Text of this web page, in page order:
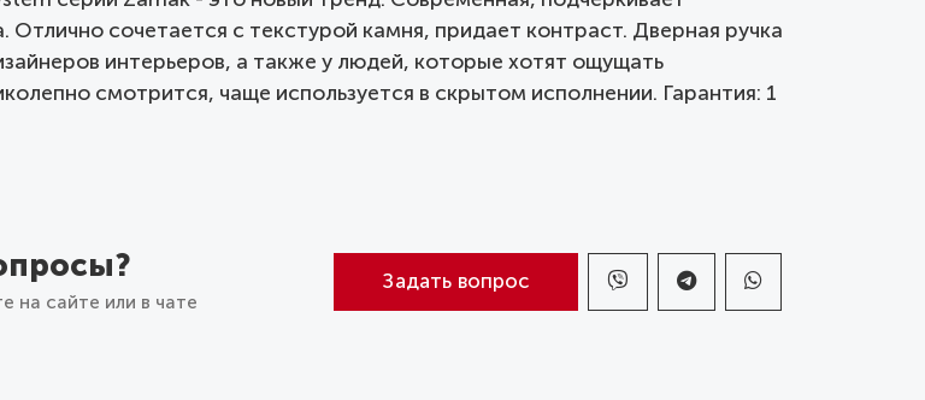
сочетается с текстурой камня, придает контраст. Дверная ручка
интерьеров, а также у людей, которые хотят ощущать
смотрится, чаще используется в скрытом исполнении. Гарантия: 1
на сайте или в чате
Задать вопрос